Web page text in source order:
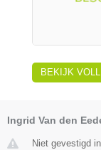
BEKIJK
Ingrid Van den
Niet gevestigd